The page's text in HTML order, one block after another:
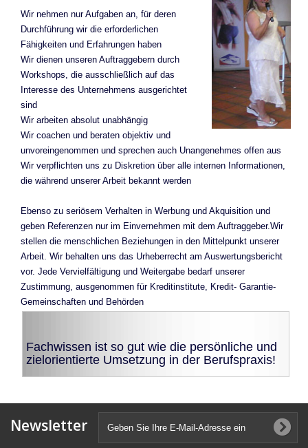
Wir nehmen nur Aufgaben an, für deren
Durchführung wir die erforderlichen
Fähigkeiten und Erfahrungen haben
Wir dienen unseren Auftraggebern durch
Workshops, die ausschließlich auf das
Interesse des Unternehmens ausgerichtet
sind
Wir arbeiten absolut unabhängig
Wir coachen und beraten objektiv und
unvoreingenommen und sprechen auch Unangenehmes offen aus
Wir verpflichten uns zu Diskretion über alle internen Informationen,
die während unserer Arbeit bekannt werden
Ebenso zu seriösem Verhalten in Werbung und Akquisition und
geben Referenzen nur im Einvernehmen mit dem Auftraggeber.Wir
stellen die menschlichen Beziehungen in den Mittelpunkt unserer
Arbeit. Wir behalten uns das Urheberrecht am Auswertungsbericht
vor. Jede Vervielfältigung und Weitergabe bedarf unserer
Zustimmung, ausgenommen für Kreditinstitute, Kredit- Garantie-
Gemeinschaften und Behörden
Fachwissen ist so gut wie die persönliche und
zielorientierte Umsetzung in der Berufspraxis!
Newsletter